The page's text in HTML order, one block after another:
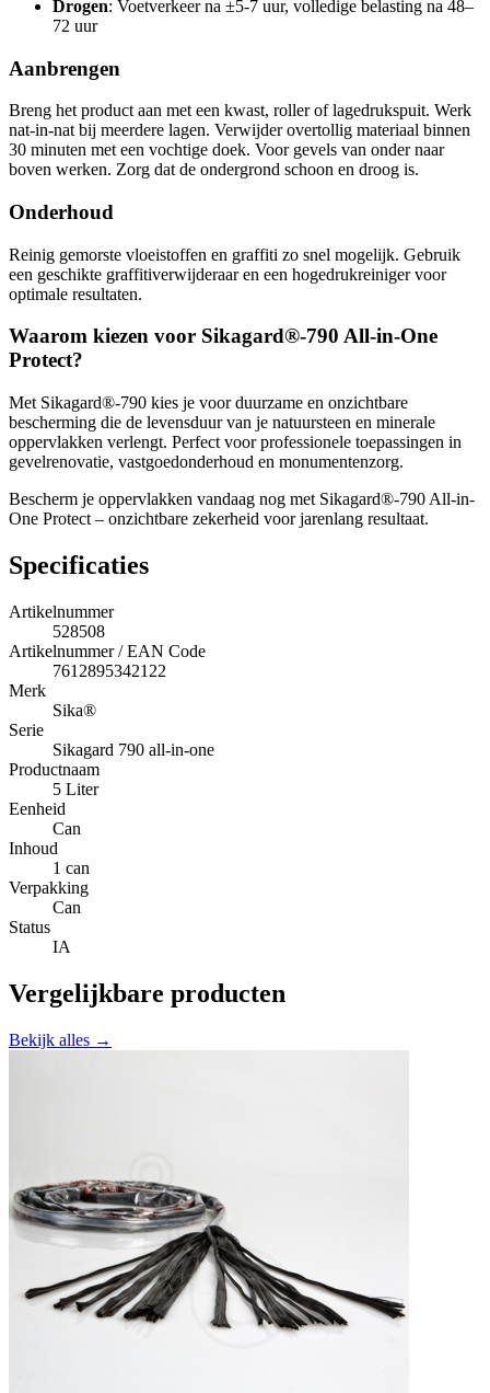
Drogen: Voetverkeer na ±5-7 uur, volledige belasting na 48–
72 uur
Aanbrengen
Breng het product aan met een kwast, roller of lagedrukspuit. Werk
nat-in-nat bij meerdere lagen. Verwijder overtollig materiaal binnen
30 minuten met een vochtige doek. Voor gevels van onder naar
boven werken. Zorg dat de ondergrond schoon en droog is.
Onderhoud
Reinig gemorste vloeistoffen en graffiti zo snel mogelijk. Gebruik
een geschikte graffitiverwijderaar en een hogedrukreiniger voor
optimale resultaten.
Waarom kiezen voor Sikagard®-790 All-in-One
Protect?
Met Sikagard®-790 kies je voor duurzame en onzichtbare
bescherming die de levensduur van je natuursteen en minerale
oppervlakken verlengt. Perfect voor professionele toepassingen in
gevelrenovatie, vastgoedonderhoud en monumentenzorg.
Bescherm je oppervlakken vandaag nog met Sikagard®-790 All-in-
One Protect – onzichtbare zekerheid voor jarenlang resultaat.
Specificaties
Artikelnummer
528508
Artikelnummer / EAN Code
7612895342122
Merk
Sika®
Serie
Sikagard 790 all-in-one
Productnaam
5 Liter
Eenheid
Can
Inhoud
1 can
Verpakking
Can
Status
IA
Vergelijkbare producten
Bekijk alles →